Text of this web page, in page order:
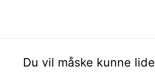
Du vil måske kunne lide